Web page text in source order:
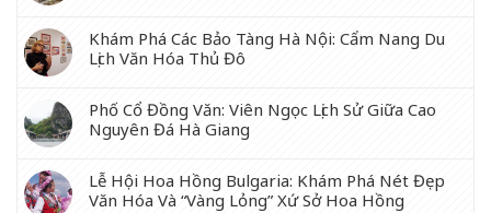
Khám Phá Các Bảo Tàng Hà Nội: Cẩm Nang Du
Lịch Văn Hóa Thủ Đô
Phố Cổ Đồng Văn: Viên Ngọc Lịch Sử Giữa Cao
Nguyên Đá Hà Giang
Lễ Hội Hoa Hồng Bulgaria: Khám Phá Nét Đẹp
Văn Hóa Và “Vàng Lỏng” Xứ Sở Hoa Hồng